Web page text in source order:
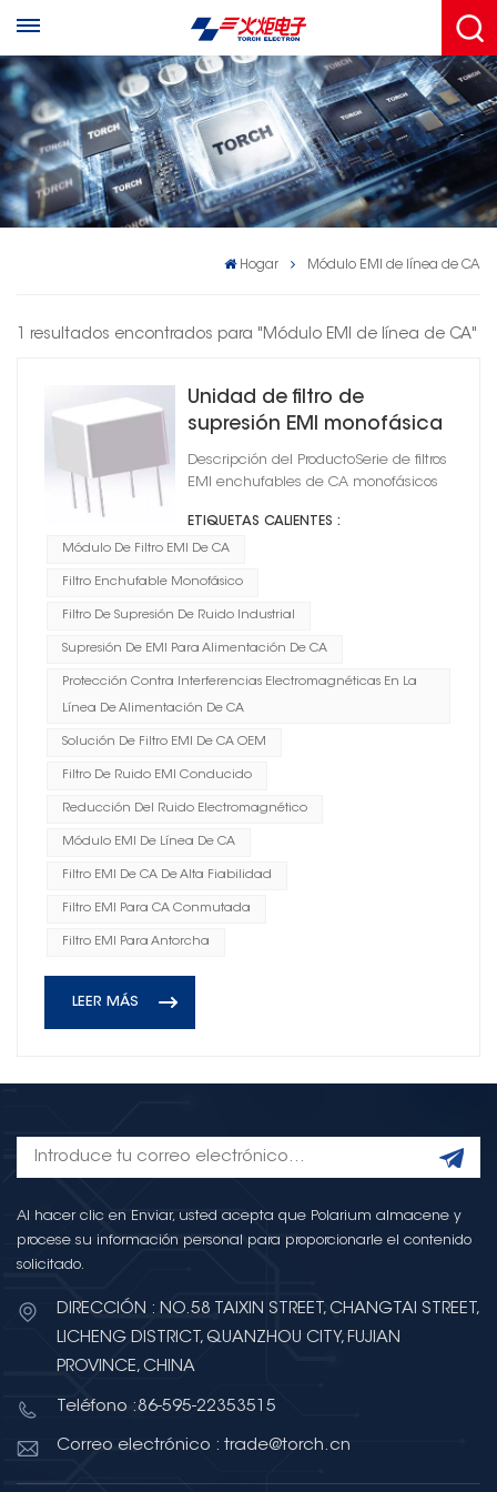
Hogar Módulo EMI de línea de CA
1 resultados encontrados para "Módulo EMI de línea de CA"
Unidad de filtro de
supresión EMI monofásica
de antorcha
Descripción del ProductoSerie de filtros
EMI enchufables de CA monofásicos
ETIQUETAS CALIENTES :
Módulo De Filtro EMI De CA
Filtro Enchufable Monofásico
Filtro De Supresión De Ruido Industrial
Supresión De EMI Para Alimentación De CA
Protección Contra Interferencias Electromagnéticas En La
Línea De Alimentación De CA
Solución De Filtro EMI De CA OEM
Filtro De Ruido EMI Conducido
Reducción Del Ruido Electromagnético
Módulo EMI De Línea De CA
Filtro EMI De CA De Alta Fiabilidad
Filtro EMI Para CA Conmutada
Filtro EMI Para Antorcha
LEER MÁS
Al hacer clic en Enviar, usted acepta que Polarium almacene y
procese su información personal para proporcionarle el contenido
solicitado.
DIRECCIÓN : NO.58 TAIXIN STREET, CHANGTAI STREET,
LICHENG DISTRICT, QUANZHOU CITY, FUJIAN
PROVINCE, CHINA
Teléfono :86-595-22353515
Correo electrónico : trade@torch.cn